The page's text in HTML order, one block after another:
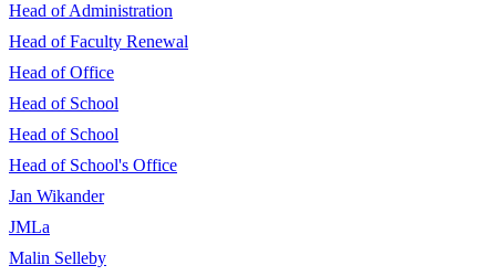
Head of Administration
Head of Faculty Renewal
Head of Office
Head of School
Head of School
Head of School's Office
Jan Wikander
JMLa
Malin Selleby